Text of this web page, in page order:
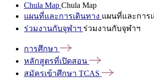
Chula Map Chula Map
แผนที่และการเดินทาง แผนที่และการ
ร่วมงานกับจุฬาฯ ร่วมงานกับจุฬาฯ
การศึกษา
หลักสูตรที่เปิดสอน
สมัครเข้าศึกษา TCAS